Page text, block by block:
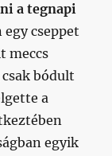
a tegnapi
cseppet
meccs
bódult
a
egyik